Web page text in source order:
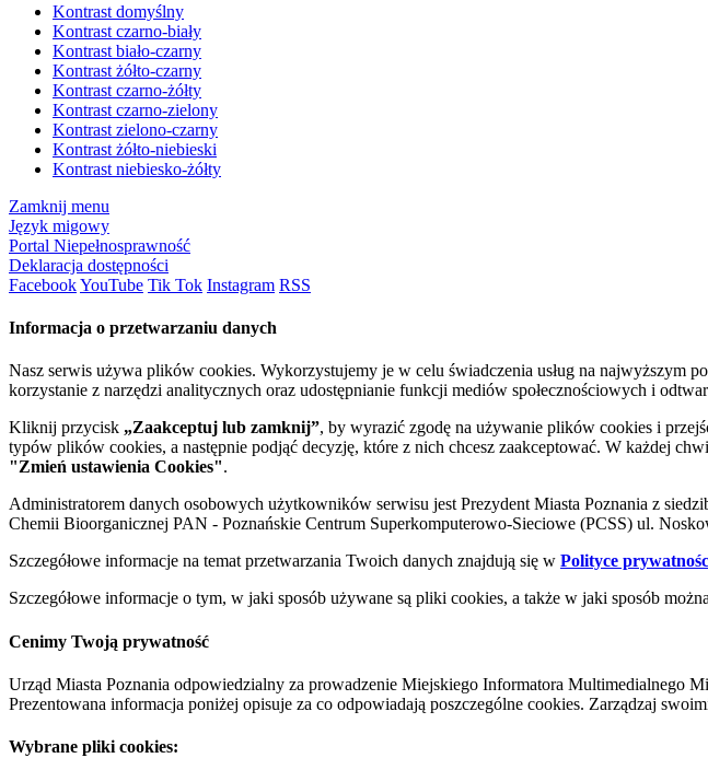
Kontrast domyślny
Kontrast czarno-biały
Kontrast biało-czarny
Kontrast żółto-czarny
Kontrast czarno-żółty
Kontrast czarno-zielony
Kontrast zielono-czarny
Kontrast żółto-niebieski
Kontrast niebiesko-żółty
Zamknij menu
Język migowy
Portal Niepełnosprawność
Deklaracja dostępności
FacebookYouTube Tik Tok Instagram RSS
Informacja o przetwarzaniu danych
Nasz serwis używa plików cookies. Wykorzystujemy je w celu świadczenia usług na
korzystanie z narzędzi analitycznych oraz udostępnianie funkcji mediów społecznościowych i
Kliknij przycisk „Zaakceptuj lub zamknij”, by wyrazić zgodę na używanie plików cookies i
typów plików cookies, a następnie podjąć decyzję, które z nich chcesz zaakceptować. W każdej
"Zmień ustawienia Cookies".
Administratorem danych osobowych użytkowników serwisu jest Prezydent Miasta Poznania z
Chemii Bioorganicznej PAN - Poznańskie Centrum Superkomputerowo-Sieciowe (PCSS) ul.
Szczegółowe informacje na temat przetwarzania Twoich danych znajdują się w Polityce
Szczegółowe informacje o tym, w jaki sposób używane są pliki cookies, a także w jaki sposób
Cenimy Twoją prywatność
Urząd Miasta Poznania odpowiedzialny za prowadzenie Miejskiego Informatora Multimedialnego
Prezentowana informacja poniżej opisuje za co odpowiadają poszczególne cookies. Zarządzaj
Wybrane pliki cookies: